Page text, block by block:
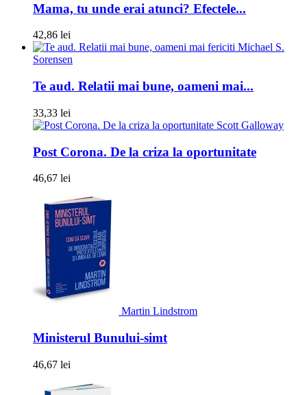
Mama, tu unde erai atunci? Efectele...
42,86 lei
Michael S.
Sorensen
Te aud. Relatii mai bune, oameni mai...
33,33 lei
Scott Galloway
Post Corona. De la criza la oportunitate
46,67 lei
Martin Lindstrom
Ministerul Bunului-simt
46,67 lei